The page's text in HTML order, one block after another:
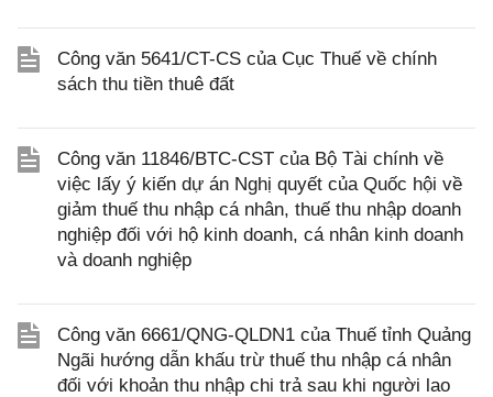
Công văn 5641/CT-CS của Cục Thuế về chính
sách thu tiền thuê đất
Công văn 11846/BTC-CST của Bộ Tài chính về
việc lấy ý kiến dự án Nghị quyết của Quốc hội về
giảm thuế thu nhập cá nhân, thuế thu nhập doanh
nghiệp đối với hộ kinh doanh, cá nhân kinh doanh
và doanh nghiệp
Công văn 6661/QNG-QLDN1 của Thuế tỉnh Quảng
Ngãi hướng dẫn khấu trừ thuế thu nhập cá nhân
đối với khoản thu nhập chi trả sau khi người lao